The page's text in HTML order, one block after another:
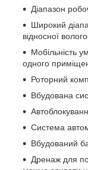
Діапазон
Широкий
відносної
Мобільність
одного
Роторний
Вбудована
Система
Вбудований
Дренаж для